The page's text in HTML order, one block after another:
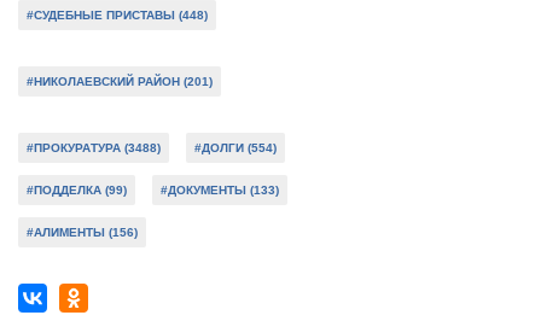
#СУДЕБНЫЕ ПРИСТАВЫ (448)
#НИКОЛАЕВСКИЙ РАЙОН (201)
#ПРОКУРАТУРА (3488) #ДОЛГИ (554)
#ПОДДЕЛКА (99) #ДОКУМЕНТЫ (133)
#АЛИМЕНТЫ (156)